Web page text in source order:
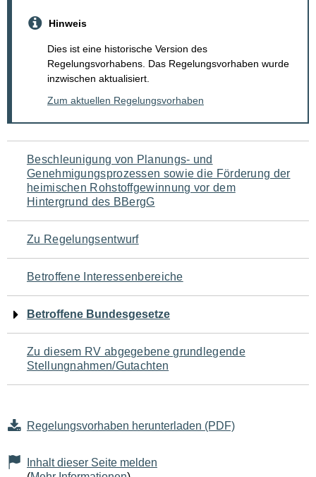
Hinweis
Dies ist eine historische Version des
Regelungsvorhabens. Das Regelungsvorhaben wurde
inzwischen aktualisiert.
Zum aktuellen Regelungsvorhaben
Navigation
für
den
Seiteninhalt
Beschleunigung von Planungs- und
Genehmigungsprozessen sowie die Förderung der
heimischen Rohstoffgewinnung vor dem
Hintergrund des BBergG
Zu Regelungsentwurf
Betroffene Interessenbereiche
Betroffene Bundesgesetze
Zu diesem RV abgegebene grundlegende
Stellungnahmen/Gutachten
Regelungsvorhaben herunterladen (PDF)
Inhalt dieser Seite melden